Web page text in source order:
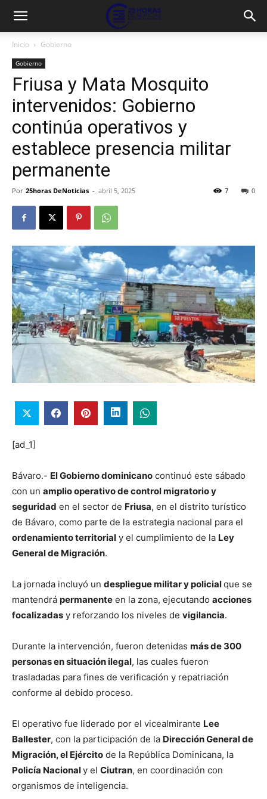
Inicio Gobierno
Gobierno
Friusa y Mata Mosquito
intervenidos: Gobierno
continúa operativos y
establece presencia militar
permanente
Por 25horas DeNoticias - abril 5, 2025 0
7
[ad_1]
Bávaro.- El Gobierno dominicano continuó este sábado
con un amplio operativo de control migratorio y
seguridad en el sector de Friusa, en el distrito turístico
de Bávaro, como parte de la estrategia nacional para el
ordenamiento territorial y el cumplimiento de la Ley
General de Migración.
La jornada incluyó un despliegue militar y policialque se
mantendrá permanente en la zona, ejecutando acciones
focalizadas y reforzando los niveles de vigilancia.
Durante la intervención, fueron detenidas más de 300
personas en situación ilegal, las cuales fueron
trasladadas para fines de verificación y repatriación
conforme al debido proceso.
El operativo fue liderado por el vicealmirante Lee
Ballester, con la participación de la Dirección General de
Migración, el Ejército de la República Dominicana, la
Policía Nacionaly el Ciutran, en coordinación con
organismos de inteligencia.